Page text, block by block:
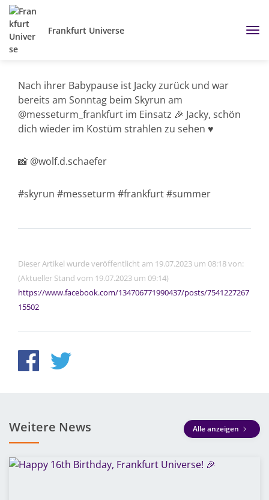
Frankfurt Universe
Nach ihrer Babypause ist Jacky zurück und war
bereits am Sonntag beim Skyrun am
@messeturm_frankfurt im Einsatz 🎉 Jacky, schön
dich wieder im Kostüm strahlen zu sehen ♥️
📸 @wolf.d.schaefer
#skyrun #messeturm #frankfurt #summer
Dieser Artikel wurde veröffentlicht am 19.07.2023 um 08:18 von:
(Aktueller Stand vom 19.07.2023 um 09:14)
https://www.facebook.com/134706771990437/posts/7541227267
15502
Weitere News Alle anzeigen